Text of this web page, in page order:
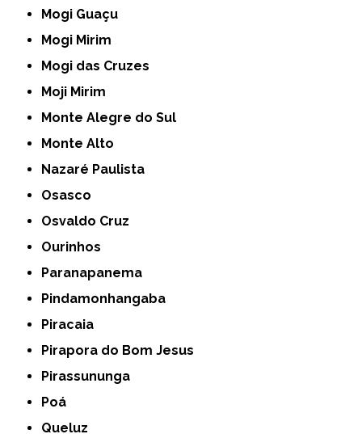
Mogi Guaçu
Mogi Mirim
Mogi das Cruzes
Moji Mirim
Monte Alegre do Sul
Monte Alto
Nazaré Paulista
Osasco
Osvaldo Cruz
Ourinhos
Paranapanema
Pindamonhangaba
Piracaia
Pirapora do Bom Jesus
Pirassununga
Poá
Queluz